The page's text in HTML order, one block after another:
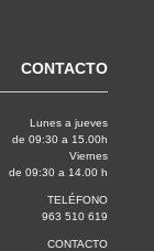
CONTACTO
Lunes a jueves
de 09:30 a 15.00h
Viernes
de 09:30 a 14.00 h
TELÉFONO
963 510 619
CONTACTO